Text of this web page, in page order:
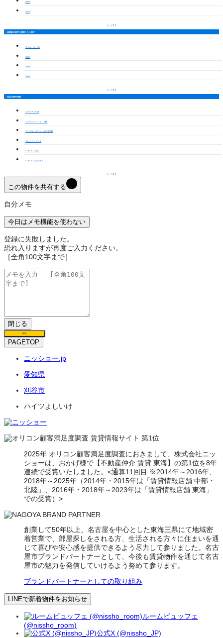
2LDK
3LDK
もっと見る
逢妻駅の物件を間取りから探す
ワンルーム・1K
1LDK
2LDK
3LDK
もっと見る
周辺の物件情報
ビライチカワ寿
コスモコート・Ｋ Ａ棟
アンプルールフェール刈谷市駅
クレイノｉアイⅡ
レオパレス上広
レオパレスみゆきⅡ
もっと見る
この物件を共有する
自分メモ
今日はメモ機能を使わない
登録に失敗しました。
恐れ入りますが再度ご入力ください。
［全角100文字まで］
閉じる
保存
PAGETOP
ニッショー.jp
愛知県
刈谷市
ハイツよしいけ
2025年 オリコン顧客満足度調査におきまして、株式会社ニッ
ショーは、おかげ様で【不動産仲介 賃貸 東海】の第1位を8年
連続で受賞いたしました。<通算11回目 ※2014年～2016年、
2018年～2025年（2014年・2015年は「賃貸情報店舗 中部・
北陸」、2016年・2018年～2023年は「賃貸情報店舗 東海」
での受賞）>
創業して50年以上、名古屋を中心とした東海三県にて地域密
着営業で、部屋探しをされる方、生活される方々に住まいを通
じて喜びや安心感を提供できるよう尽力して参りました。名古
屋市ブランドパートナーとして、今後も賃貸物件を通じて名古
屋市の魅力を発信していけるよう努めて参ります。
ブランドパートナーとしての取り組み
LINEで新着物件をお知らせ
ルームビュッフェ
(@nissho_room)
公式X (@nissho_JP)